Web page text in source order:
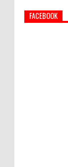
FACEBOOK